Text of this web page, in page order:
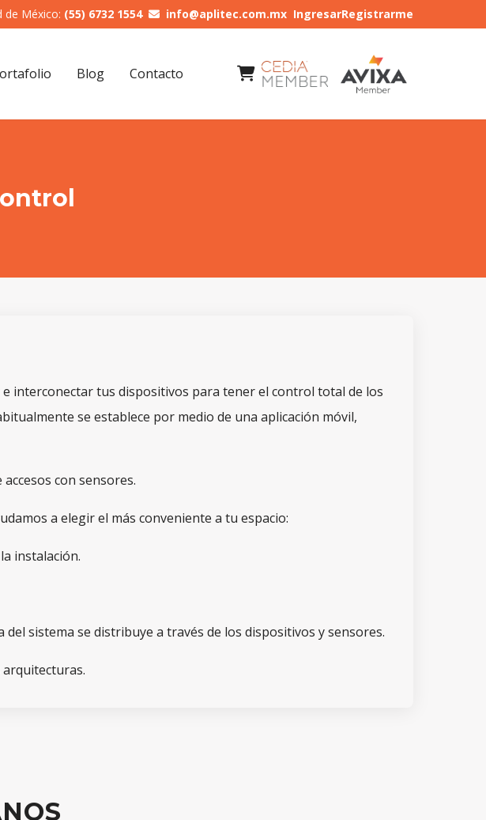
de México: (55) 6732 1554 info@aplitec.com.mx IngresarRegistrarme
Blog Contacto
interconectar tus dispositivos para tener el control total de los
se establece por medio de una aplicación móvil,
con sensores.
a elegir el más conveniente a tu espacio:
instalación.
sistema se distribuye a través de los dispositivos y sensores.